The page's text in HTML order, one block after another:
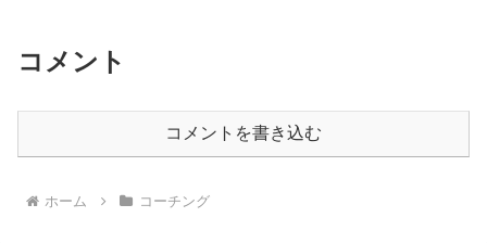
コメント
コメントを書き込む
ホーム コーチング